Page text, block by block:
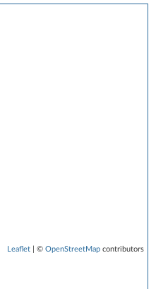
Leaflet| © OpenStreetMapcontributors